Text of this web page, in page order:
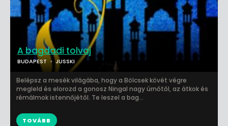
A bagdadi tolvaj
BUDAPEST JUSSKI
Belépsz a mesék világába, hogy a Bölcsek kövét végre
megleld és elorozd a gonosz Ningal nagy úrnőtől, az átkok és
rémálmok istennőjétől. Te leszel a bag...
TOVÁBB